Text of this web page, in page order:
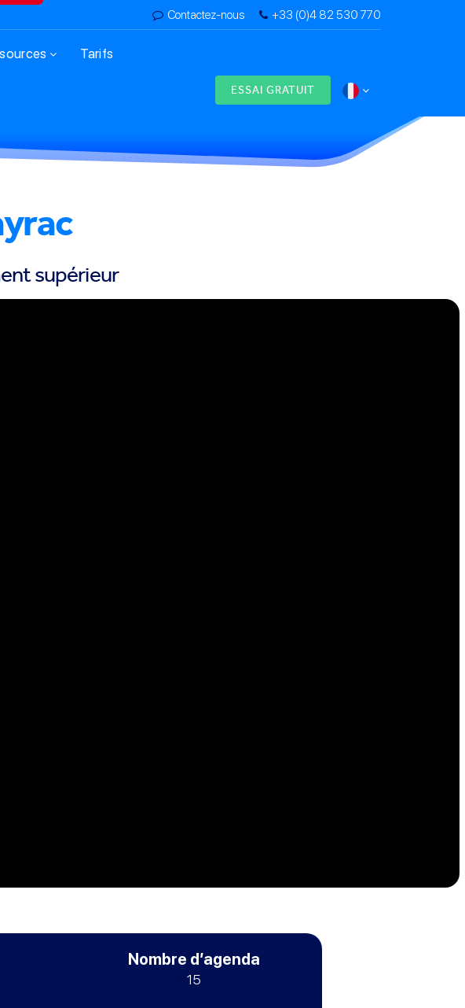
Contactez-nous +33 (0)4 82 530 770
Tarifs
ESSAI GRATUIT
supérieur
Nombre d’agenda
15